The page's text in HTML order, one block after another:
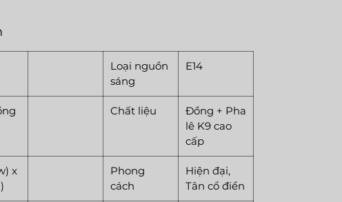
Loại nguồn
sáng
E14
Chất liệu
Đồng + Pha
lê K9 cao
cấp
x
Phong
cách
Hiện đại,
Tân cổ điển